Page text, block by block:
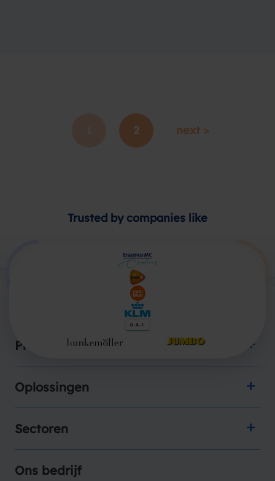
2 next >
Trusted by companies like
Producten
Oplossingen
Sectoren
Ons bedrijf